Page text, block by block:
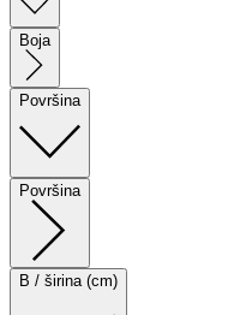
Boja
Površina
Površina
B / širina (cm)